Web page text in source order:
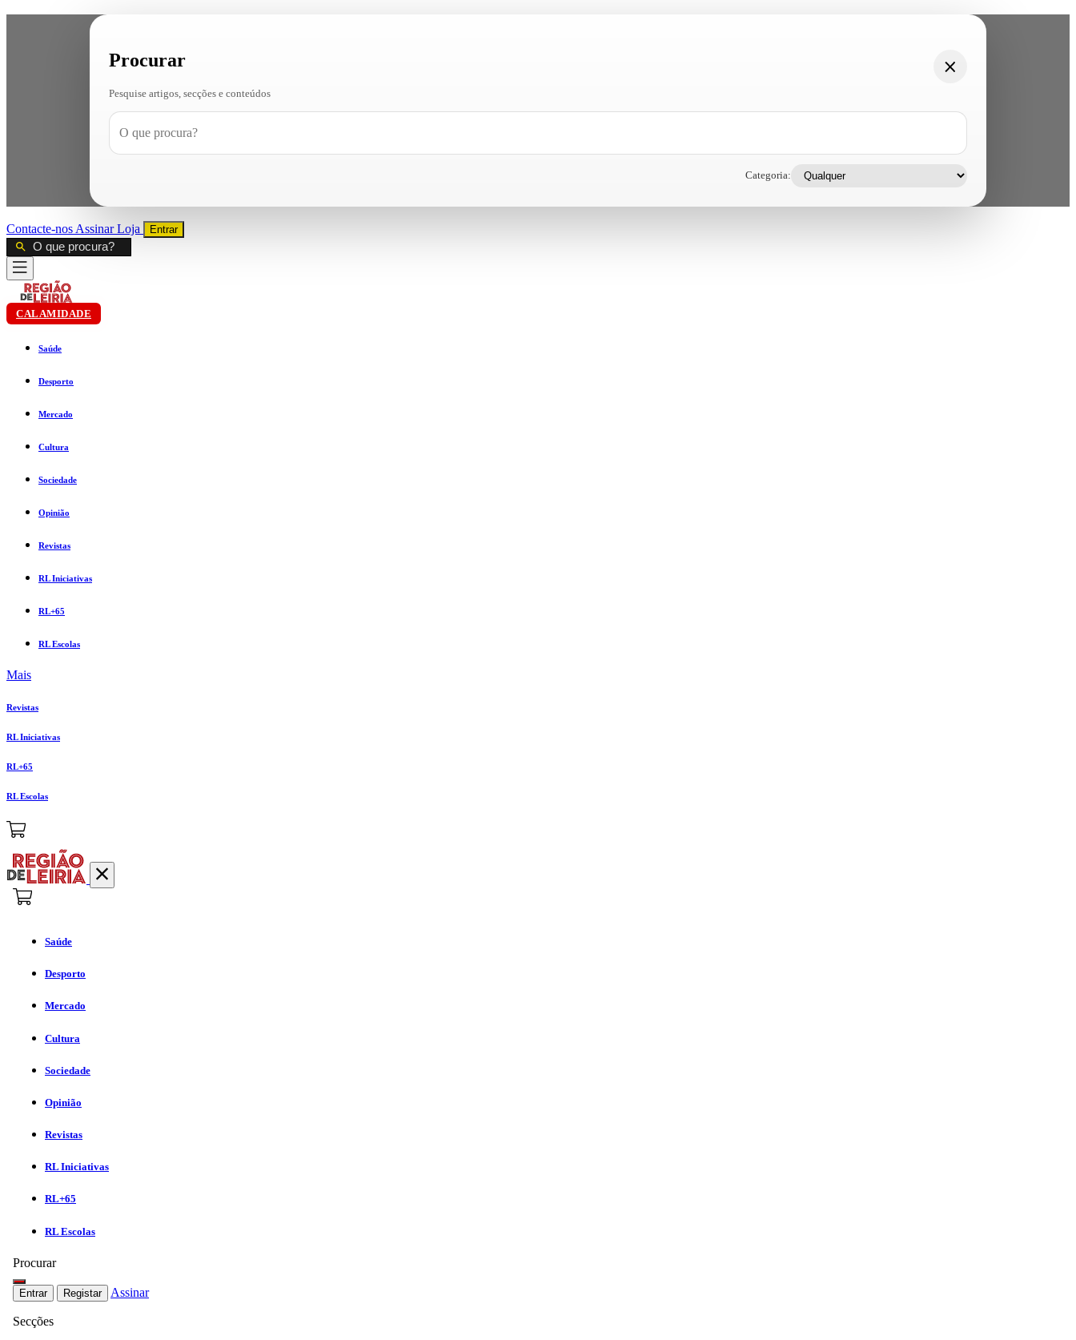
Procurar
Pesquise artigos, secções e conteúdos
Categoria:
Contacte-nos AssinarLoja Entrar
CALAMIDADE
Saúde
Desporto
Mercado
Cultura
Sociedade
Opinião
Revistas
RL Iniciativas
RL+65
RL Escolas
Mais
Revistas
RL Iniciativas
RL+65
RL Escolas
Saúde
Desporto
Mercado
Cultura
Sociedade
Opinião
Revistas
RL Iniciativas
RL+65
RL Escolas
Procurar
Entrar Registar Assinar
Secções